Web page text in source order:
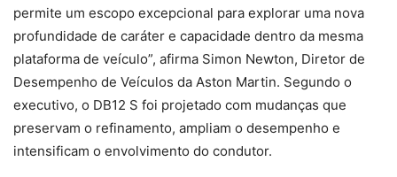
permite um escopo excepcional para explorar uma nova
profundidade de caráter e capacidade dentro da mesma
plataforma de veículo”, afirma Simon Newton, Diretor de
Desempenho de Veículos da Aston Martin. Segundo o
executivo, o DB12 S foi projetado com mudanças que
preservam o refinamento, ampliam o desempenho e
intensificam o envolvimento do condutor.